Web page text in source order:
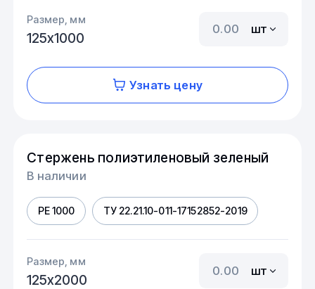
Размер, мм
125х1000
шт
Узнать цену
Стержень полиэтиленовый зеленый
В наличии
PE 1000 ТУ 22.21.10-011-17152852-2019
Размер, мм
125х2000
шт